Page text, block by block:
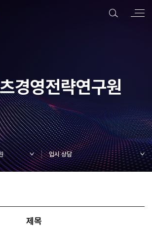
경영전략연구원
입시 상담
제목